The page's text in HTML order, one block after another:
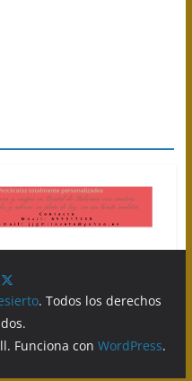
. Todos los derechos
Funciona conWordPress.